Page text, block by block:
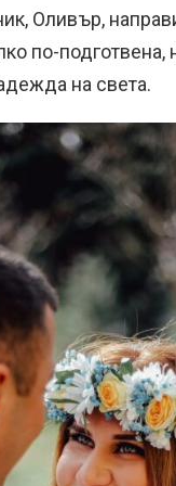
Оливър,
по-подготвена,
на света.